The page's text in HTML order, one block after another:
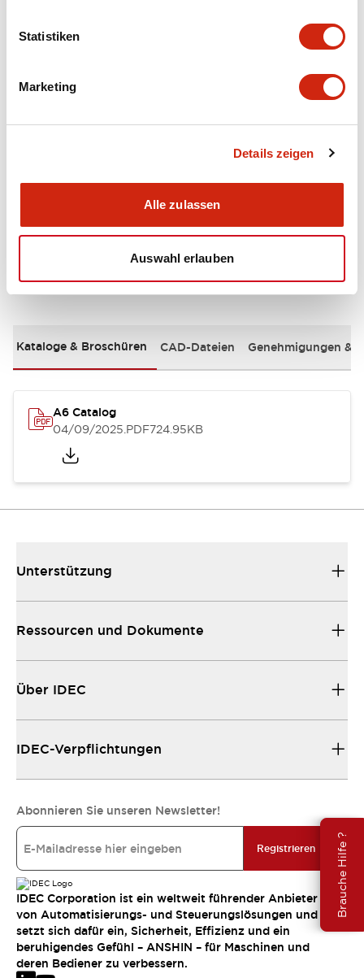
Statistiken
Marketing
Details zeigen
Alle zulassen
Auswahl erlauben
Brauche Hilfe ?
Electrical Specifications (rated illuminated
Dokumente und Dateien
Kataloge & Broschüren CAD-Dateien Genehmigungen &
A6 Catalog
04/09/2025.PDF724.95KB
Unterstützung
Ressourcen und Dokumente
Über IDEC
IDEC-Verpflichtungen
Abonnieren Sie unseren Newsletter!
Registrieren
IDEC Corporation ist ein weltweit führender Anbieter
von Automatisierungs- und Steuerungslösungen und
setzt sich dafür ein, Sicherheit, Effizienz und ein
beruhigendes Gefühl – ANSHIN – für Maschinen und
deren Bediener zu verbessern.